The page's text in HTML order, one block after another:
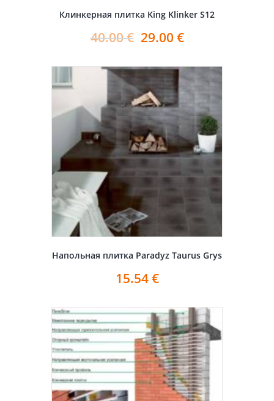
Клинкерная плитка King Klinker S12
40.00€ 29.00 €
Напольная плитка Paradyz Taurus Grys
15.54€